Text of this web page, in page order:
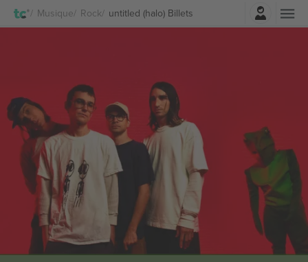
Musique Rock untitled (halo) Billets
Connexion